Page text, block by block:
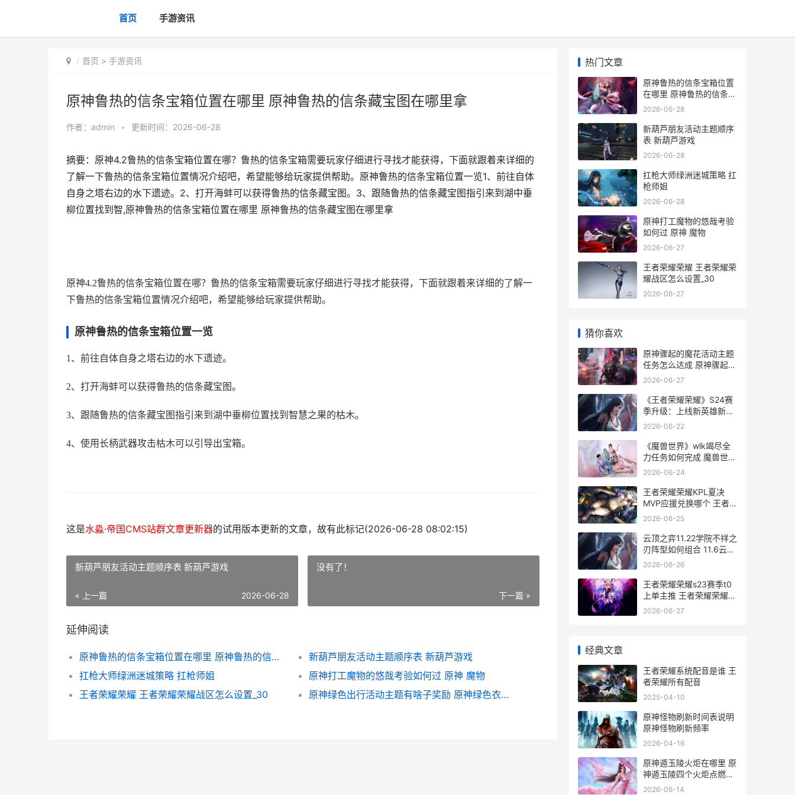
首页 手游资讯
首页 > 手游资讯
原神鲁热的信条宝箱位置在哪里 原神鲁热的信条藏宝图在哪里拿
作者： admin • 更新时间：2026-06-28
摘要：原神4.2鲁热的信条宝箱位置在哪？鲁热的信条宝箱需要玩家仔细进行寻找才能获得，下面就跟着来详细的
了解一下鲁热的信条宝箱位置情况介绍吧，希望能够给玩家提供帮助。原神鲁热的信条宝箱位置一览1、前往自体
自身之塔右边的水下遗迹。2、打开海蚌可以获得鲁热的信条藏宝图。3、跟随鲁热的信条藏宝图指引来到湖中垂
柳位置找到智,原神鲁热的信条宝箱位置在哪里 原神鲁热的信条藏宝图在哪里拿
原神4.2鲁热的信条宝箱位置在哪？鲁热的信条宝箱需要玩家仔细进行寻找才能获得，下面就跟着来详细的了解一
下鲁热的信条宝箱位置情况介绍吧，希望能够给玩家提供帮助。
原神鲁热的信条宝箱位置一览
1、前往自体自身之塔右边的水下遗迹。
2、打开海蚌可以获得鲁热的信条藏宝图。
3、跟随鲁热的信条藏宝图指引来到湖中垂柳位置找到智慧之果的枯木。
4、使用长柄武器攻击枯木可以引导出宝箱。
这是水淼·帝国CMS站群文章更新器的试用版本更新的文章，故有此标记(2026-06-28 08:02:15)
新葫芦朋友活动主题顺序表 新葫芦游戏
« 上一篇 2026-06-28
没有了！
下一篇 »
延伸阅读
原神鲁热的信条宝箱位置在哪里 原神鲁热的信条藏宝图在哪里拿
新葫芦朋友活动主题顺序表 新葫芦游戏
扛枪大师绿洲迷城策略 扛枪师姐
原神打工魔物的悠哉考验如何过 原神 魔物
王者荣耀荣耀 王者荣耀荣耀战区怎么设置_30
原神绿色出行活动主题有啥子奖励 原神绿色衣服的人在哪里
热门文章
原神鲁热的信条宝箱位置
在哪里 原神鲁热的信条藏
宝图在哪里拿
2026-06-28
新葫芦朋友活动主题顺序
表 新葫芦游戏
2026-06-28
扛枪大师绿洲迷城策略 扛
枪师姐
2026-06-28
原神打工魔物的悠哉考验
如何过 原神 魔物
2026-06-27
王者荣耀荣耀 王者荣耀荣
耀战区怎么设置_30
2026-06-27
猜你喜欢
原神骤起的魔花活动主题
任务怎么达成 原神骤起的
魔花可以组队吗
2026-06-27
《王者荣耀荣耀》S24赛
季升级：上线新英雄新皮
肤 王者荣耀荣耀之章命运
2026-06-22
《魔兽世界》wlk竭尽全
力任务如何完成 魔兽世界
wlkT10套哪里换
2026-06-24
王者荣耀荣耀KPL夏决
MVP应援兑换哪个 王者荣
耀荣耀水晶保底多少
2026-06-25
云顶之弈11.22学院不祥之
刃阵型如何组合 11.6云顶
之弈
2026-06-26
王者荣耀荣耀s23赛季t0
上单主推 王者荣耀荣耀称
号哪个含金量最高
2026-06-27
经典文章
王者荣耀系统配音是谁 王
者荣耀所有配音
2025-04-10
原神怪物刷新时间表说明
原神怪物刷新频率
2026-04-16
原神遁玉陵火炬在哪里 原
神遁玉陵四个火炬点燃没
用_1
2026-06-14